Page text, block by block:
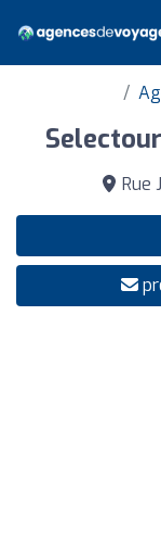
Rue